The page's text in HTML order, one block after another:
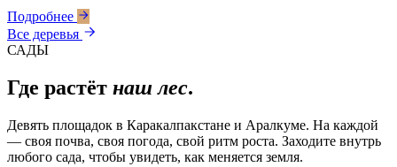
Подробнее
Все деревья
САДЫ
Где растёт наш лес.
Девять площадок в Каракалпакстане и Аралкуме. На каждой
— своя почва, своя погода, свой ритм роста. Заходите внутрь
любого сада, чтобы увидеть, как меняется земля.